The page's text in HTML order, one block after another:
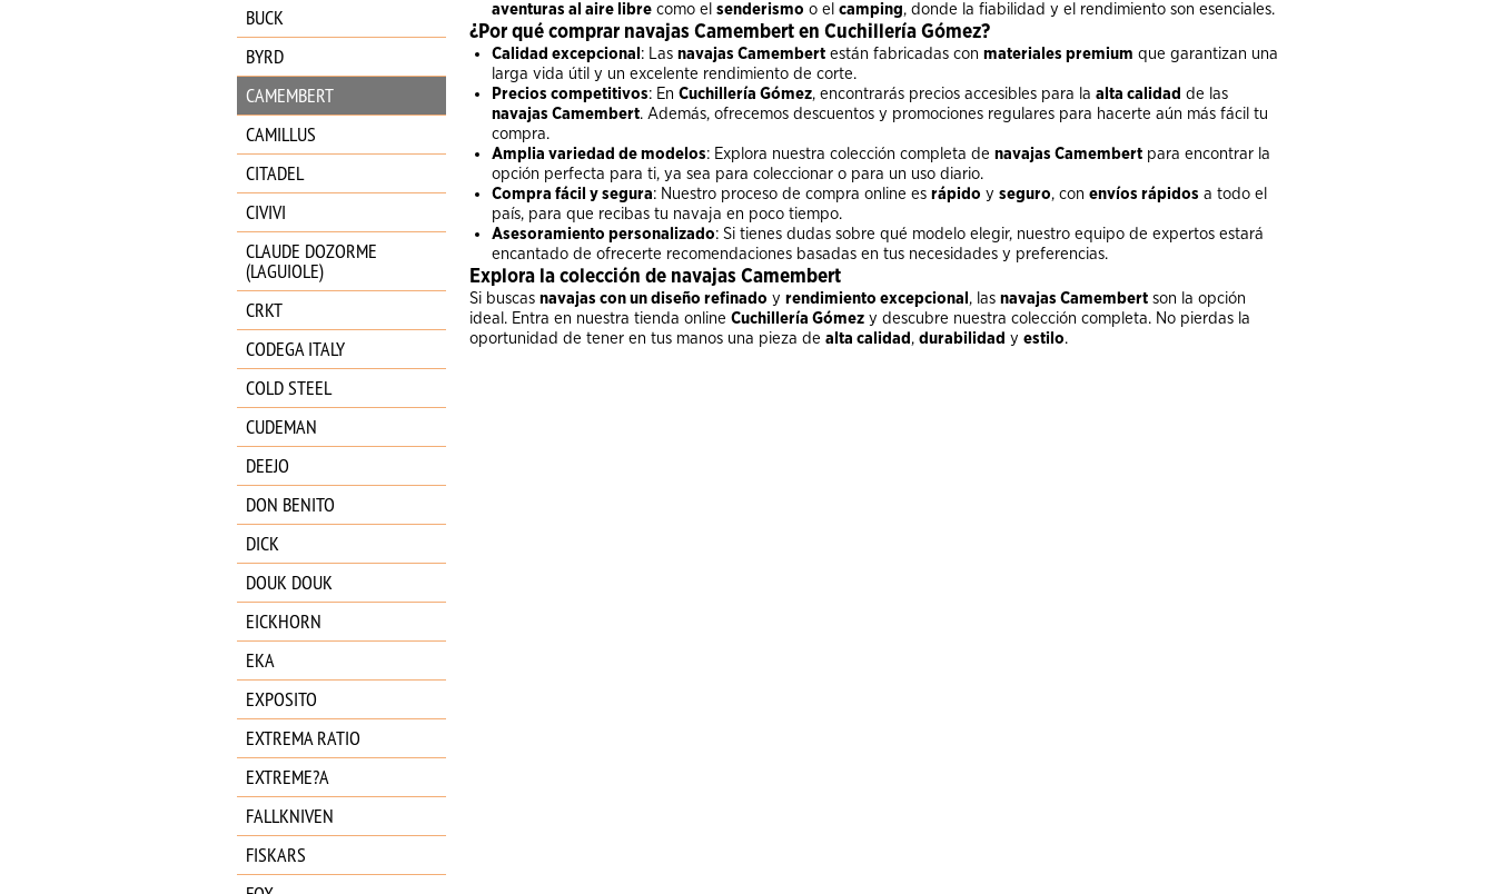
BUCK
BYRD
CAMEMBERT
CAMILLUS
CITADEL
CIVIVI
CLAUDE DOZORME
(LAGUIOLE)
CRKT
CODEGA ITALY
COLD STEEL
CUDEMAN
DEEJO
DON BENITO
DICK
DOUK DOUK
EICKHORN
EKA
EXPOSITO
EXTREMA RATIO
EXTREME?A
FALLKNIVEN
FISKARS
aventuras al aire libre como el senderismo o el camping, donde la fiabilidad y el rendimiento son esenciales.
¿Por qué comprar navajas Camembert en Cuchillería Gómez?
Calidad excepcional : Las navajas Camembert están fabricadas con materiales premium que garantizan una
larga vida útil y un excelente rendimiento de corte.
Precios competitivos: En Cuchillería Gómez, encontrarás precios accesibles para la alta calidad de las
navajas Camembert. Además, ofrecemos descuentos y promociones regulares para hacerte aún más fácil tu
compra.
Amplia variedad de modelos: Explora nuestra colección completa de navajas Camembert para encontrar la
opción perfecta para ti, ya sea para coleccionar o para un uso diario.
Compra fácil y segura: Nuestro proceso de compra online es rápido y seguro, con envíos rápidos a todo el
país, para que recibas tu navaja en poco tiempo.
Asesoramiento personalizado: Si tienes dudas sobre qué modelo elegir, nuestro equipo de expertos estará
encantado de ofrecerte recomendaciones basadas en tus necesidades y preferencias.
Explora la colección de navajas Camembert
Si buscas navajas con un diseño refinado y rendimiento excepcional , las navajas Camembert son la opción
ideal. Entra en nuestra tienda online Cuchillería Gómez y descubre nuestra colección completa. No pierdas la
oportunidad de tener en tus manos una pieza de alta calidad , durabilidad y estilo.